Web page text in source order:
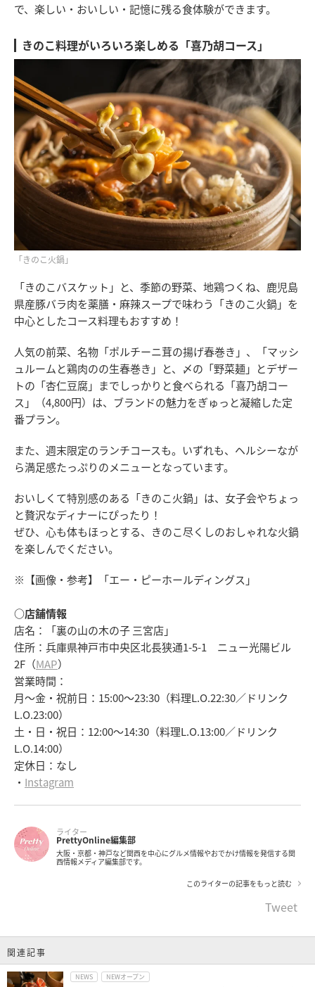
で、楽しい・おいしい・記憶に残る食体験ができます。
きのこ料理がいろいろ楽しめる「喜乃胡コース」
「きのこ火鍋」
「きのこバスケット」と、季節の野菜、地鶏つくね、鹿児島
県産豚バラ肉を薬膳・麻辣スープで味わう「きのこ火鍋」を
中心としたコース料理もおすすめ！
人気の前菜、名物「ポルチーニ茸の揚げ春巻き」、「マッシ
ュルームと鶏肉のの生春巻き」と、〆の「野菜麺」とデザー
トの「杏仁豆腐」までしっかりと食べられる「喜乃胡コー
ス」（4,800円）は、ブランドの魅力をぎゅっと凝縮した定
番プラン。
また、週末限定のランチコースも。いずれも、ヘルシーなが
ら満足感たっぷりのメニューとなっています。
おいしくて特別感のある「きのこ火鍋」は、女子会やちょっ
と贅沢なディナーにぴったり！
ぜひ、心も体もほっとする、きのこ尽くしのおしゃれな火鍋
を楽しんでください。
※【画像・参考】「エー・ピーホールディングス」
○店舗情報
店名：「裏の山の木の子 三宮店」
住所：兵庫県神戸市中央区北長狭通1-5-1 ニュー光陽ビル
2F（MAP）
営業時間：
月～金・祝前日：15:00～23:30（料理L.O.22:30／ドリンク
L.O.23:00）
土・日・祝日：12:00～14:30（料理L.O.13:00／ドリンク
L.O.14:00）
定休日：なし
・ Instagram
ライター
PrettyOnline編集部
大阪・京都・神戸など関西を中心にグルメ情報やおでかけ情報を発信する関
西情報メディア編集部です。
このライターの記事をもっと読む
Tweet
関連記事
NEWS NEWオープン